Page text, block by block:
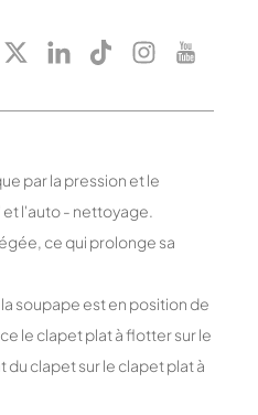
par la pression et le
et l'auto - nettoyage.
ce qui prolonge sa
soupape est en position de
le clapet plat à flotter sur le
clapet sur le clapet plat à